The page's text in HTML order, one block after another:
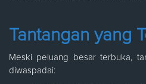
Tantangan yang
Meski peluang besar terbuka,
diwaspadai: